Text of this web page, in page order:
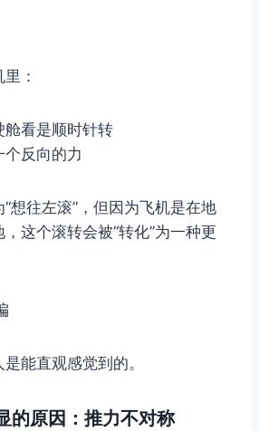
：
舱看是顺时针转
反向的力
想往左滚”，但因为飞机是在地
这个滚转会被“转化”为一种更
能直观感觉到的。
的原因：推力不对称